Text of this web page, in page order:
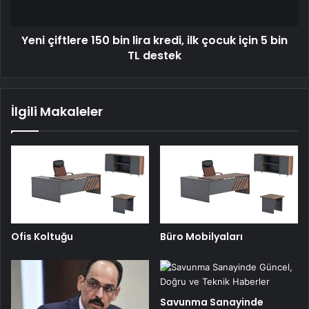
Yeni çiftlere 150 bin lira kredi, ilk çocuk için 5 bin
TL destek
İlgili Makaleler
Ofis Koltuğu Büro Mobilyaları
Savunma Sanayinde